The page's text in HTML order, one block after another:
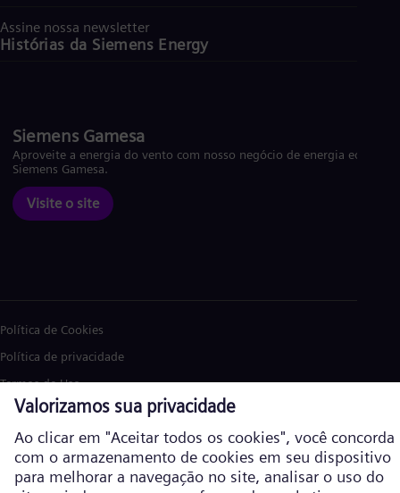
Assine nossa newsletter
Histórias da Siemens Energy
Siemens Gamesa
Aproveite a energia do vento com nosso negócio de energia eólica
Siemens Gamesa.
Visite o site
Política de Cookies
Política de privacidade
Termos de Uso
Informações corporativas
Siemens Energy é uma marca comercial licenciada pela Siemens AG. ©
Siemens Energy, 2026